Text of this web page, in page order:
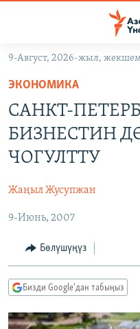
Навигацияга
өтүңүз
Издөөгө
салыңыз
САЯСАТ
МАДАНИЯТ
ДҮЙНӨ
УКРАИНА
ТВ ПРОГРАММАЛАР
БҮГҮН АЗАТТЫКТА
ЭКСПЕРТТЕР ТАЛДАЙТ
ДАНИСТЕ
ЭЖЕ-СИҢДИЛЕР
ПОДКАСТ
ӨЗГӨЧӨ ПИКИР
Русский
ОНЛАЙН ШЕРИНЕ
9-Август, 2026-жыл,
ЭКОНОМИКА
САНКТ-
БИЗНЕСТИН
ЧОГУЛТТУ
Жаңыл Жусупжан
9-Июнь, 2007
Бөлүшүңүз
Бизди Google'дан табыңыз